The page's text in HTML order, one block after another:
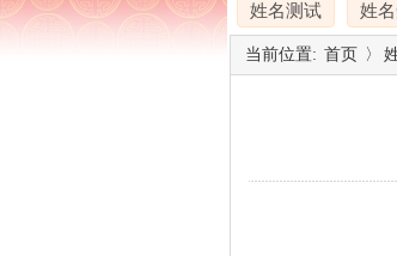
姓名测试 姓
当前位置: 首页 〉